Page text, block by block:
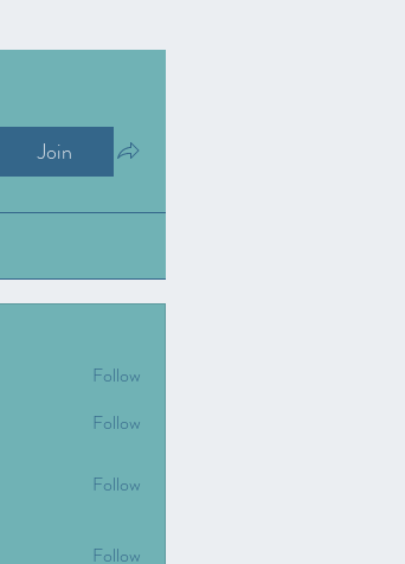
Join
Follow
Follow
Follow
Follow